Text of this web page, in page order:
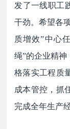
发了一线职工
干劲。希望各
质增效”中心
绳”的企业精
格落实工程质
成本管控，抓
完成全年生产